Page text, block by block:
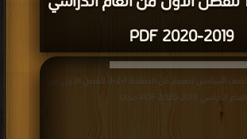
2019-2020 PDF
قراءة و تحميل كتاب الصف السادس تصميم حل الصفحة 1+2+3 للفصل الأول من
العام الدراسي 2019-2020 PDF مجانا